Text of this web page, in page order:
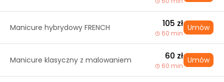
Manicure hybrydowy FRENCH 105 zł
60 min
Umów
Manicure klasyczny z malowaniem 60 zł
60 min
Umów